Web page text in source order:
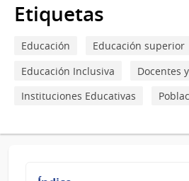
en
Universidad
Tecnológica
del
Etiquetas
Educación
Educación superior
Educación Inclusiva
Docentes
Instituciones Educativas